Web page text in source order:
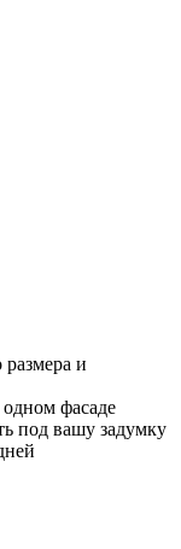
и
фасаде
под вашу задумку